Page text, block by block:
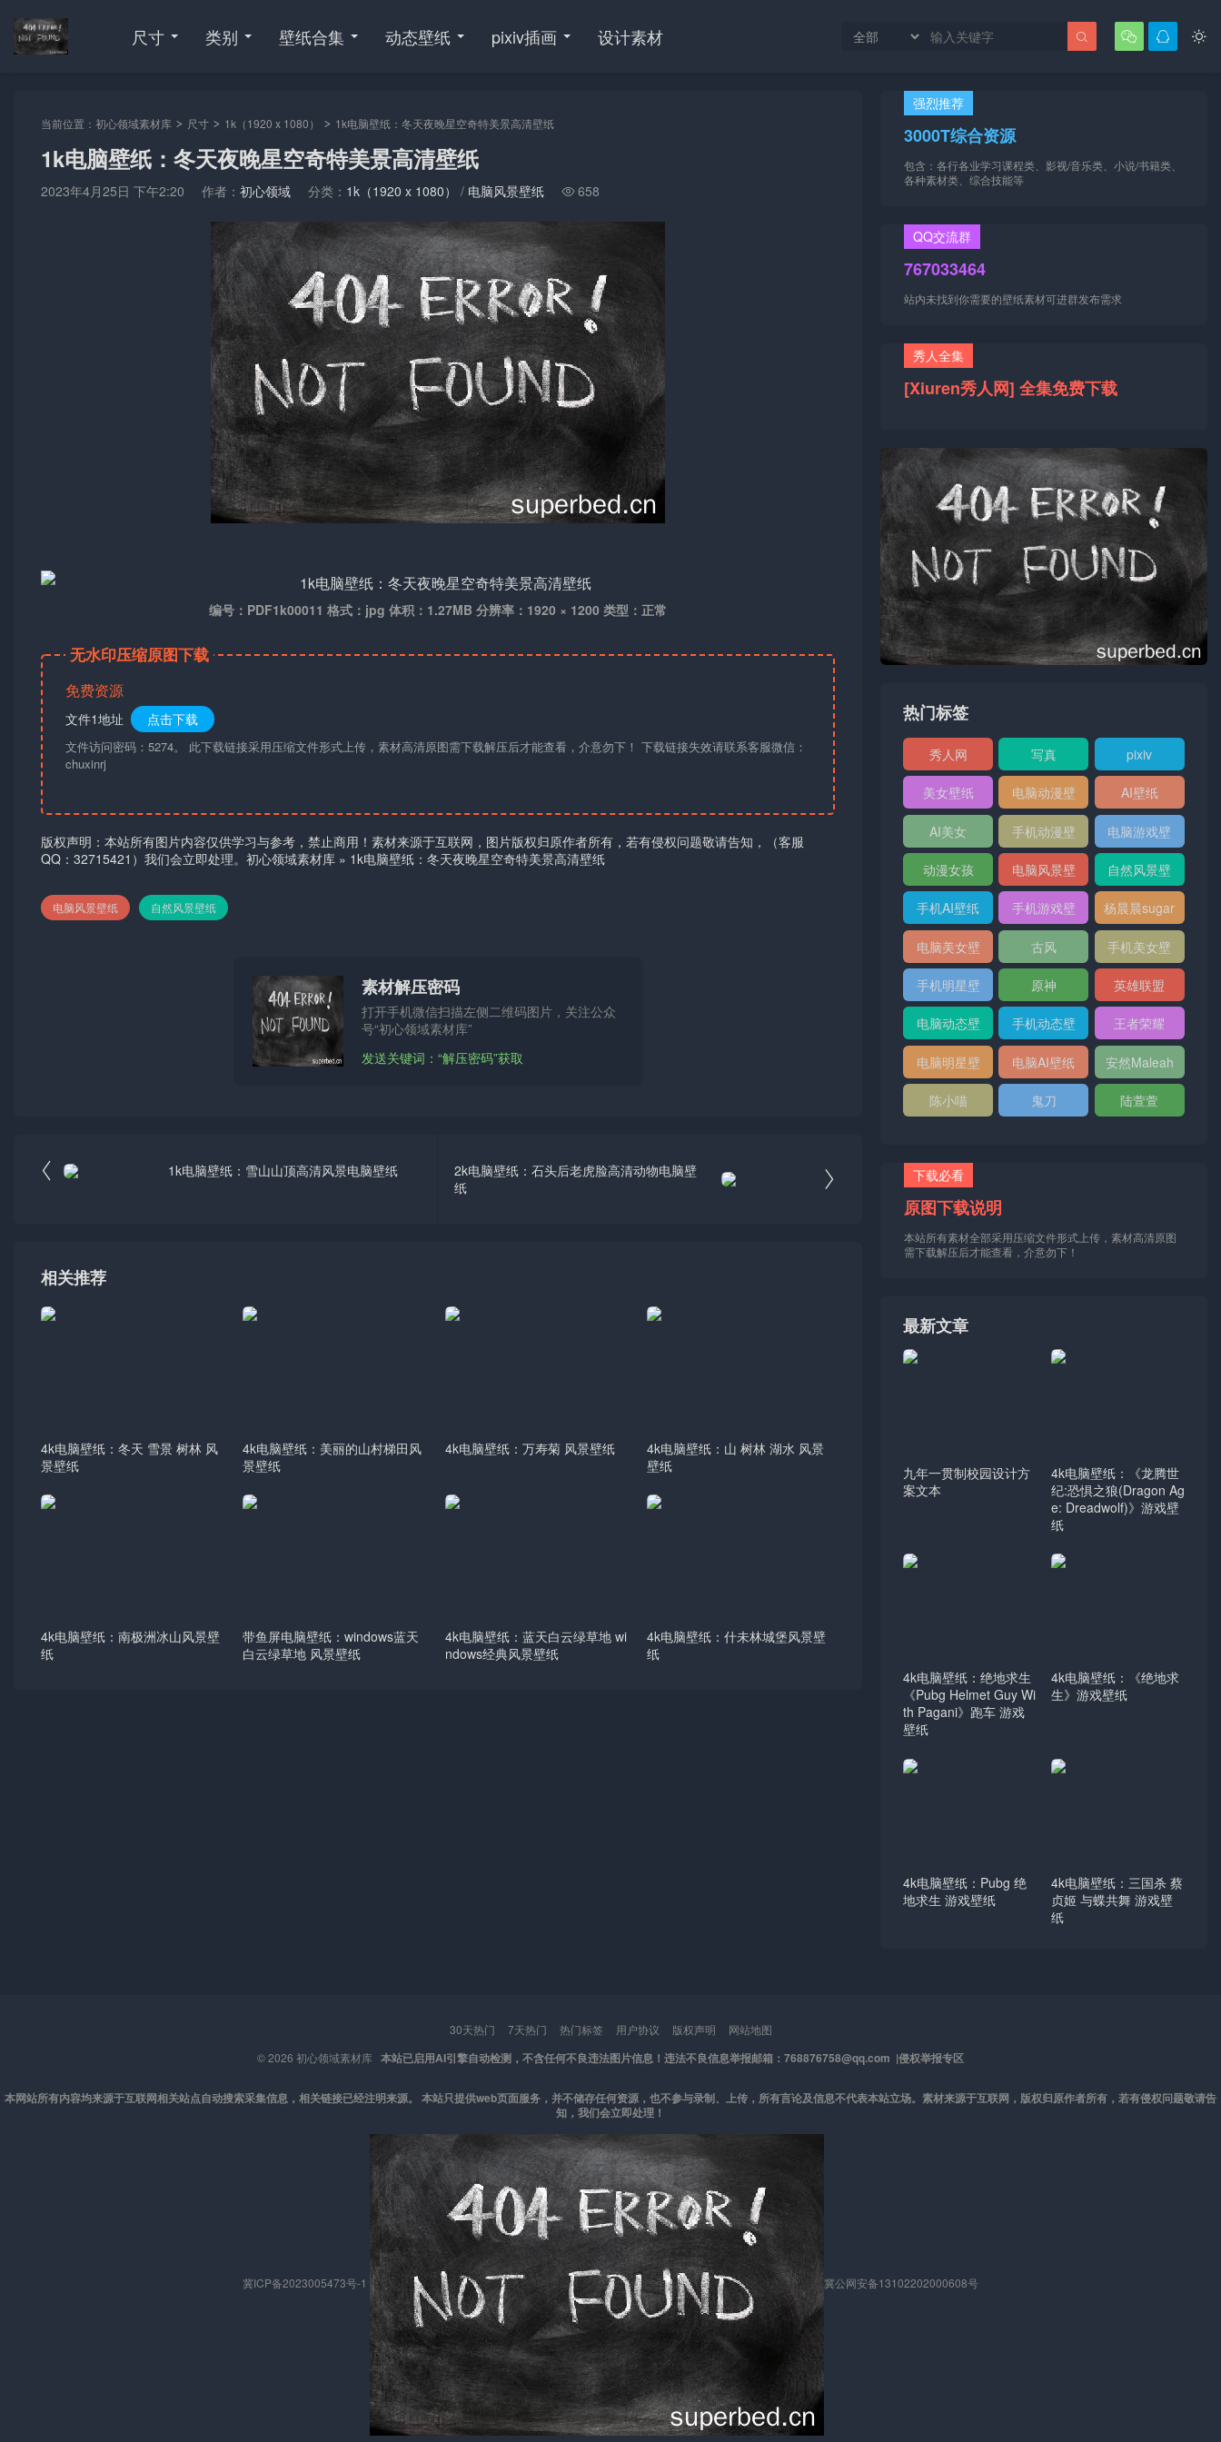
尺寸 类别 壁纸合集 动态壁纸 pixiv插画 设计素材 
 

当前位置： 初心领域素材库 > 尺寸 > 1k（1920 x 1080） > 1k电脑壁纸：冬天夜晚星空奇特美景高清壁纸
1k电脑壁纸：冬天夜晚星空奇特美景高清壁纸
2023年4月25日 下午2:20 作者： 初心领域 分类： 1k（1920 x 1080） / 电脑风景壁纸  658
编号：PDF1k00011 格式：jpg 体积：1.27MB 分辨率：1920 × 1200 类型：正常
无水印压缩原图下载
免费资源
文件1地址 点击下载
文件访问密码：5274。 此下载链接采用压缩文件形式上传，素材高清原图需下载解压后才能查看，介意勿下！ 下载链接失效请联系客服微信：
chuxinrj
版权声明：本站所有图片内容仅供学习与参考，禁止商用！素材来源于互联网，图片版权归原作者所有，若有侵权问题敬请告知，（客服
QQ：32715421）我们会立即处理。 初心领域素材库 » 1k电脑壁纸：冬天夜晚星空奇特美景高清壁纸
电脑风景壁纸 自然风景壁纸
素材解压密码
打开手机微信扫描左侧二维码图片，关注公众
号“初心领域素材库”
发送关键词：“解压密码”获取
 1k电脑壁纸：雪山山顶高清风景电脑壁纸 
2k电脑壁纸：石头后老虎脸高清动物电脑壁
纸
相关推荐
4k电脑壁纸：冬天 雪景 树林 风
景壁纸
4k电脑壁纸：美丽的山村梯田风
景壁纸
4k电脑壁纸：万寿菊 风景壁纸
4k电脑壁纸：山 树林 湖水 风景
壁纸
4k电脑壁纸：南极洲冰山风景壁
纸
带鱼屏电脑壁纸：windows蓝天
白云绿草地 风景壁纸
4k电脑壁纸：蓝天白云绿草地 wi
ndows经典风景壁纸
4k电脑壁纸：什未林城堡风景壁
纸
强烈推荐
3000T综合资源
包含：各行各业学习课程类、影视/音乐类、小说/书籍类、
各种素材类、综合技能等
QQ交流群
767033464
站内未找到你需要的壁纸素材可进群发布需求
秀人全集
[Xiuren秀人网] 全集免费下载
热门标签
秀人网
XIUREN
写真 pixiv
美女壁纸
电脑动漫壁
纸
AI壁纸
AI美女
手机动漫壁
纸
电脑游戏壁
纸
动漫女孩
电脑风景壁
纸
自然风景壁
纸
手机AI壁纸
手机游戏壁
纸
杨晨晨sugar
电脑美女壁
纸
古风
手机美女壁
纸
手机明星壁
纸
原神 英雄联盟
电脑动态壁
纸
手机动态壁
纸
王者荣耀
电脑明星壁
纸
电脑AI壁纸 安然Maleah
陈小喵 鬼刀 陆萱萱
下载必看
原图下载说明
本站所有素材全部采用压缩文件形式上传，素材高清原图
需下载解压后才能查看，介意勿下！
最新文章
九年一贯制校园设计方
案文本
4k电脑壁纸：《龙腾世
纪:恐惧之狼(Dragon Ag
e: Dreadwolf)》游戏壁
纸
4k电脑壁纸：绝地求生
《Pubg Helmet Guy Wi
th Pagani》跑车 游戏
壁纸
4k电脑壁纸：《绝地求
生》游戏壁纸
4k电脑壁纸：Pubg 绝
地求生 游戏壁纸
4k电脑壁纸：三国杀 蔡
贞姬 与蝶共舞 游戏壁
纸
30天热门 7天热门 热门标签 用户协议 版权声明
网站地图
© 2026 初心领域素材库 本站已启用AI引擎自动检测，不含任何不良违法图片信息！ 违法不良信息举报邮箱：768876758@qq.com |侵权举报专区
本网站所有内容均来源于互联网相关站点自动搜索采集信息，相关链接已经注明来源。 本站只提供web页面服务，并不储存任何资源，也不参与录制、上传，所有言论及信息不代表本站立场。素材来源于互联网，版权归原作者所有，若有侵权问题敬请告
知，我们会立即处理！
冀ICP备2023005473号-1 冀公网安备13102202000608号